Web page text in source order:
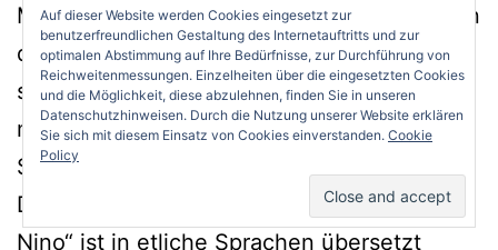
Mohammed. Und wer diese Bücher heute in
die Hand nimmt und liest, wird erstaunt
sein, wie gegenwärtig die Sprache ist, wie
modern die Gedanken, wie packend der
Stil.
Das gilt auch für seine Romane. „Ali und
Nino“ ist in etliche Sprachen übersetzt
Auf dieser Website werden Cookies eingesetzt zur
benutzerfreundlichen Gestaltung des Internetauftritts und zur
optimalen Abstimmung auf Ihre Bedürfnisse, zur Durchführung von
Reichweitenmessungen. Einzelheiten über die eingesetzten Cookies
und die Möglichkeit, diese abzulehnen, finden Sie in unseren
Datenschutzhinweisen. Durch die Nutzung unserer Website erklären
Sie sich mit diesem Einsatz von Cookies einverstanden. Cookie
Policy